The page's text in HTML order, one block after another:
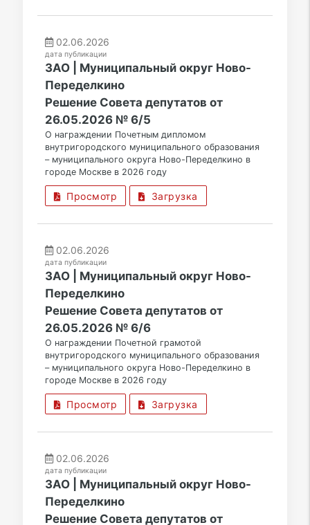
02.06.2026
дата публикации
ЗАО | Муниципальный округ Ново-
Переделкино
Решение Совета депутатов от
26.05.2026 № 6/5
О награждении Почетным дипломом
внутригородского муниципального образования
– муниципального округа Ново-Переделкино в
городе Москве в 2026 году
Просмотр Загрузка
02.06.2026
дата публикации
ЗАО | Муниципальный округ Ново-
Переделкино
Решение Совета депутатов от
26.05.2026 № 6/6
О награждении Почетной грамотой
внутригородского муниципального образования
– муниципального округа Ново-Переделкино в
городе Москве в 2026 году
Просмотр Загрузка
02.06.2026
дата публикации
ЗАО | Муниципальный округ Ново-
Переделкино
Решение Совета депутатов от